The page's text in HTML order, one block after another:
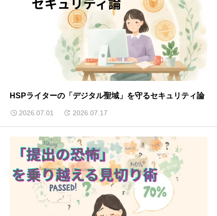
HSPライターの「デジタル聖域」を守るセキュリティ論
2026.07.01 2026.07.17